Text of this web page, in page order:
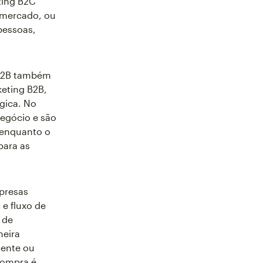
ou
também
B2B,
No
e são
o
as
fluxo de
ou